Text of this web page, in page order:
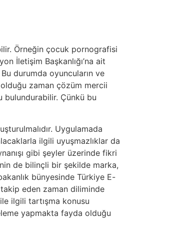
Örneğin çocuk pornografisi
İletişim Başkanlığı’na ait
durumda oyuncuların ve
olduğu zaman çözüm mercii
bulundurabilir. Çünkü bu
Uygulamada
ilgili uyuşmazlıklar da
gibi şeyler üzerinde fikri
de bilinçli bir şekilde marka,
bünyesinde Türkiye E-
eden zaman diliminde
ilgili tartışma konusu
yapmakta fayda olduğu